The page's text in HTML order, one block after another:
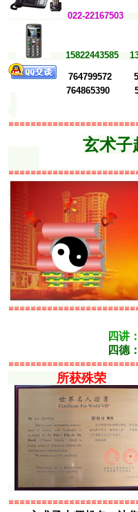
022-
15822443585
764799572
764865390
玄术子
四讲
四德
所获殊荣